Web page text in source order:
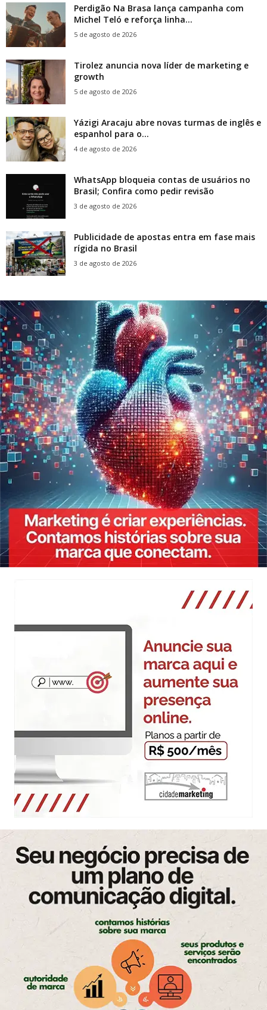
Perdigão Na Brasa lança campanha com
Michel Teló e reforça linha...
5 de agosto de 2026
Tirolez anuncia nova líder de marketing e
growth
5 de agosto de 2026
Yázigi Aracaju abre novas turmas de inglês e
espanhol para o...
4 de agosto de 2026
WhatsApp bloqueia contas de usuários no
Brasil; Confira como pedir revisão
3 de agosto de 2026
Publicidade de apostas entra em fase mais
rígida no Brasil
3 de agosto de 2026